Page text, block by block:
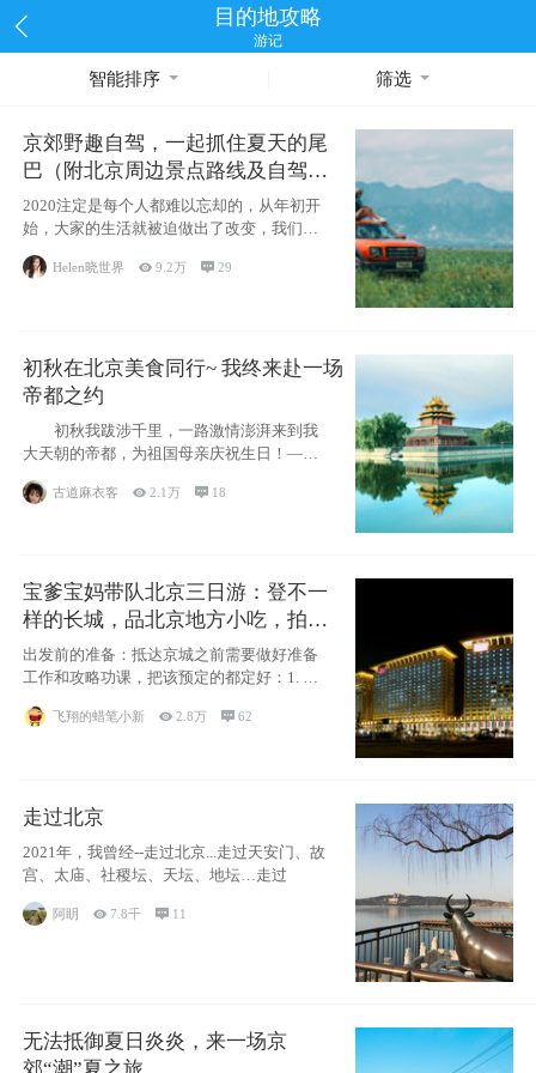
目的地攻略
游记
智能排序 筛选
京郊野趣自驾，一起抓住夏天的尾
巴（附北京周边景点路线及自驾攻
略）
2020注定是每个人都难以忘却的，从年初开
始，大家的生活就被迫做出了改变，我们也
不例外。本来双双辞职是为
Helen晓世界 9.2万 29
初秋在北京美食同行~ 我终来赴一场
帝都之约
初秋我跋涉千里，一路激情澎湃来到我
大天朝的帝都，为祖国母亲庆祝生日！——
古道麻衣客 2.1万  18
宝爹宝妈带队北京三日游：登不一
样的长城，品北京地方小吃，拍盘
古七星夜景！
出发前的准备：抵达京城之前需要做好准备
工作和攻略功课，把该预定的都定好：1. 酒
飞翔的蜡笔小新 2.8万 62
走过北京
2021年，我曾经--走过北京...走过天安门、故
宫、太庙、社稷坛、天坛、地坛…走过
阿眀 7.8千  11
无法抵御夏日炎炎，来一场京